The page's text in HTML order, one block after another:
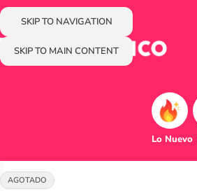
SKIP TO NAVIGATION
SKIP TO MAIN CONTENT
Lo Nuevo
AGOTADO